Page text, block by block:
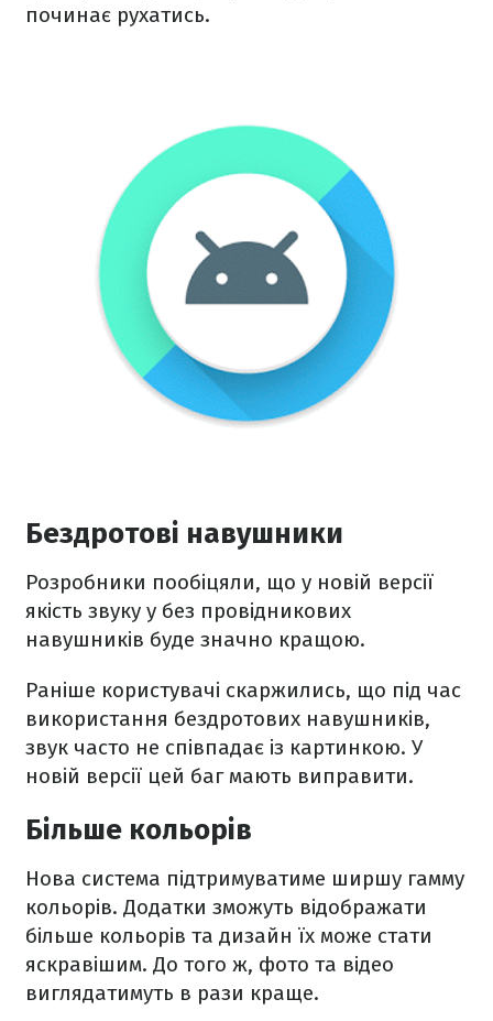
починає рухатись.
Бездротові навушники
Розробники пообіцяли, що у новій версії
якість звуку у без провідникових
навушників буде значно кращою.
Раніше користувачі скаржились, що під час
використання бездротових навушників,
звук часто не співпадає із картинкою. У
новій версії цей баг мають виправити.
Більше кольорів
Нова система підтримуватиме ширшу гамму
кольорів. Додатки зможуть відображати
більше кольорів та дизайн їх може стати
яскравішим. До того ж, фото та відео
виглядатимуть в рази краще.